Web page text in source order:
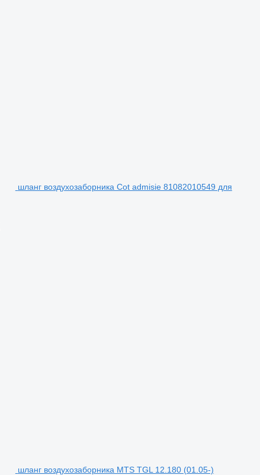
шланг воздухозаборника Cot admisie 81082010549 для
шланг воздухозаборника MTS TGL 12.180 (01.05-)